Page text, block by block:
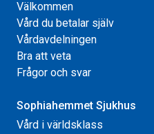
Välkommen
Vård du betalar själv
Vårdavdelningen
Bra att veta
Frågor och svar
Sophiahemmet Sjukhus
Vård i världsklass